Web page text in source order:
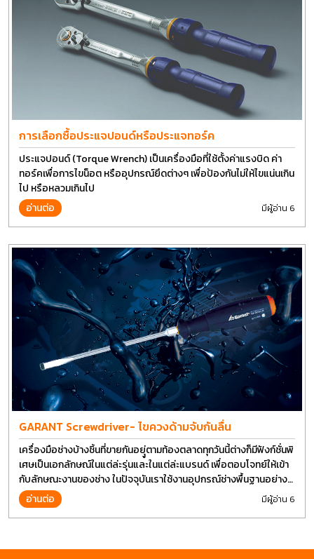
การเลือกซื้อประแจปอนด์หรือประแจทอร์ค
ประแจปอนด์ (Torque Wrench) เป็นเครื่องมือที่ใช้ตั้งค่าแรงบิด ค่า
ทอร์คเพื่อการไขน็อต หรืออุปกรณ์ยึดต่างๆ เพื่อป้องกันไม่ให้ไขแน่นเกิน
ไป หรือหลวมเกินไป
อ่านต่อ
มีผู้อ่าน 6
GARANT Screwdriver- ไขควงด้ามจับกันลื่น
เครื่องมือช่างบ้างชิ้นที่ขายกันอยุู่ตามท้องตลาดทุกวันนี้ต่างก็มีฟังก์ชั่นพิ
เศษเป็นเอกลักษณ์ในแต่ล่ะรุ่นและในแต่ล่ะแบรนด์ เพื่อตอบโจทย์ให้เข้า
กับลักษณะงานของช่าง ในปัจจุบันเราใช้งานอุปกรณ์ช่างพื้นฐานอย่าง
ไขควงกันในงานหลายประเภททำให้มีการปรับเปลี่ยนรูปแบบ
อ่านต่อ มีผู้อ่าน 6